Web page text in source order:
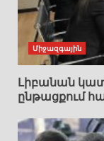
Միջազգային
Լիբանան
ընթացքում